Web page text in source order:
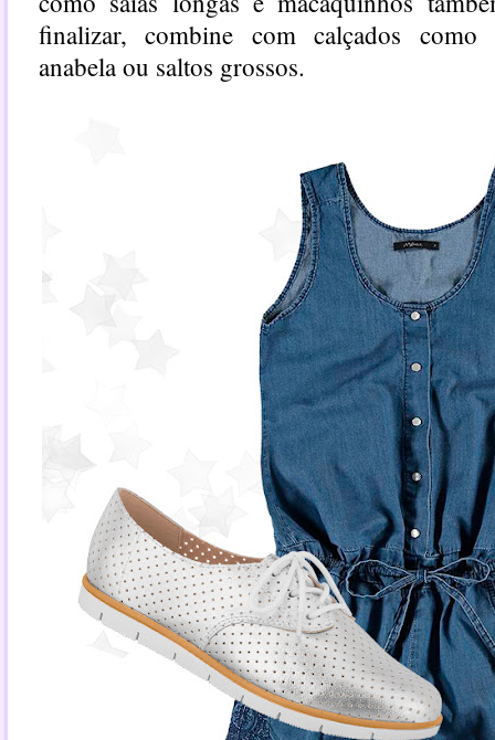
finalizar, combine com calçados como
anabela ou saltos grossos.